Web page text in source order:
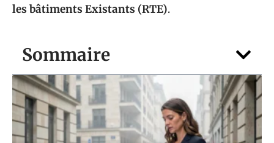
Sommaire
les bâtiments Existants (RTE).